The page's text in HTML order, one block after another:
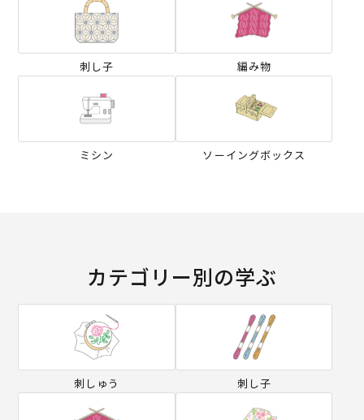
刺し子 編み物
ミシン ソーイングボックス
カテゴリー別の学ぶ
刺しゅう 刺し子